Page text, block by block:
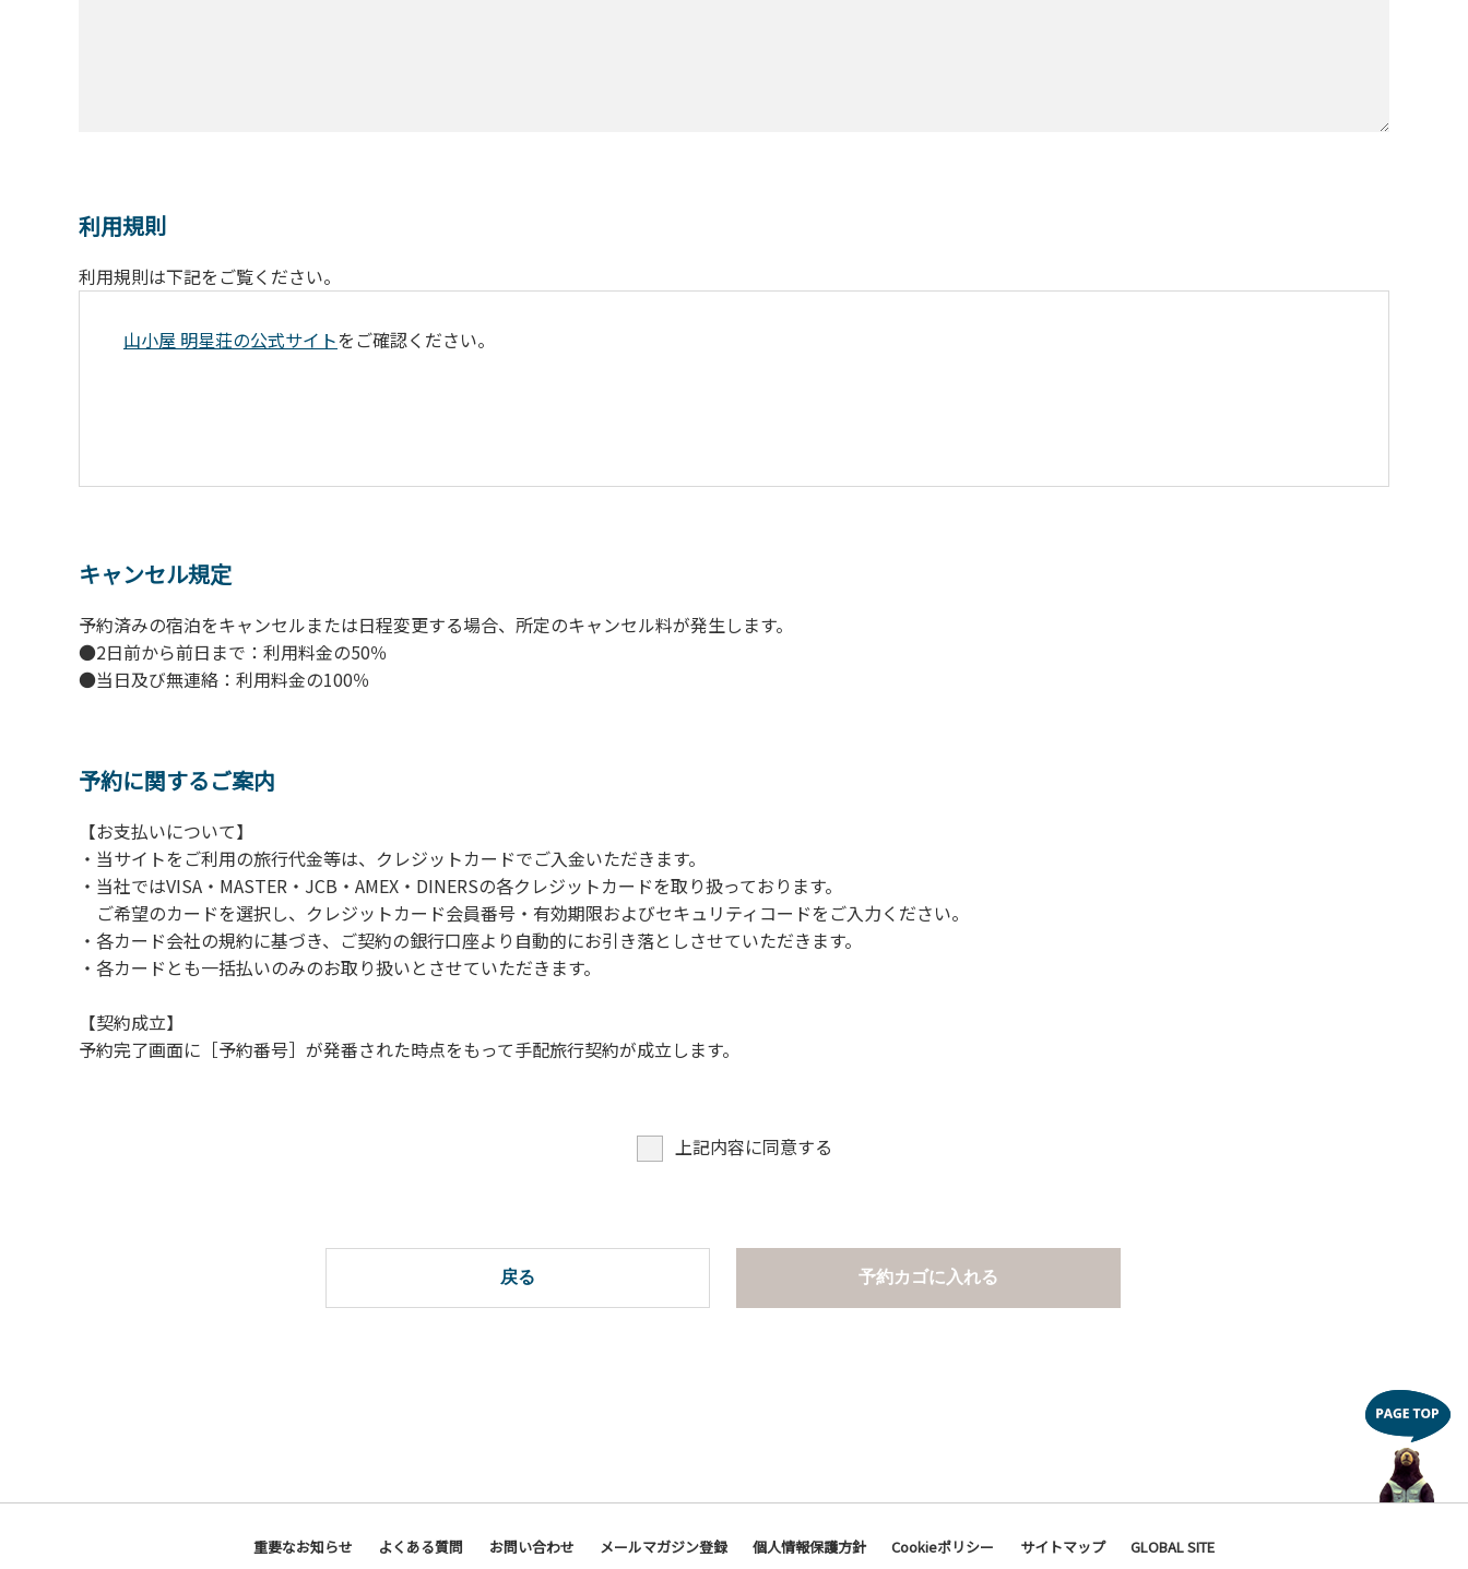
利用規則
利用規則は下記をご覧ください。
山小屋 明星荘の公式サイトをご確認ください。
キャンセル規定
予約済みの宿泊をキャンセルまたは日程変更する場合、所定のキャンセル料が発生します。
●2日前から前日まで：利用料金の50％
●当日及び無連絡：利用料金の100％
予約に関するご案内
【お支払いについて】
・当サイトをご利用の旅行代金等は、クレジットカードでご入金いただきます。
・当社ではVISA・MASTER・JCB・AMEX・DINERSの各クレジットカードを取り扱っております。
ご希望のカードを選択し、クレジットカード会員番号・有効期限およびセキュリティコードをご入力ください。
・各カード会社の規約に基づき、ご契約の銀行口座より自動的にお引き落としさせていただきます。
・各カードとも一括払いのみのお取り扱いとさせていただきます。
【契約成立】
予約完了画面に［予約番号］が発番された時点をもって手配旅行契約が成立します。
上記内容に同意する
戻る 予約カゴに入れる
重要なお知らせ よくある質問 お問い合わせ メールマガジン登録 個人情報保護方針 Cookieポリシー サイトマップ GLOBAL SITE